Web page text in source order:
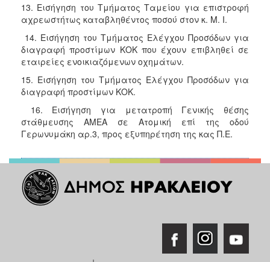
13. Εισήγηση του Τμήματος Ταμείου για επιστροφή
αχρεωστήτως καταβληθέντος ποσού στον κ. Μ. Ι.
14. Εισήγηση του Τμήματος Ελέγχου Προσόδων για
διαγραφή προστίμων ΚΟΚ που έχουν επιβληθεί σε
εταιρείες ενοικιαζόμενων οχημάτων.
15. Εισήγηση του Τμήματος Ελέγχου Προσόδων για
διαγραφή προστίμων ΚΟΚ.
16. Εισήγηση για μετατροπή Γενικής θέσης
στάθμευσης ΑΜΕΑ σε Ατομική επί της οδού
Γερωνυμάκη αρ.3, προς εξυπηρέτηση της κας Π.Ε.